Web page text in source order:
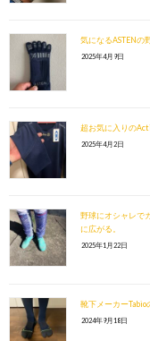
気になるASTENの
2025年4月9日
超お気に入りの
2025年4月2日
野球にオシャレで
に広がる。
2025年1月22日
靴下メーカー
2024年9月18日